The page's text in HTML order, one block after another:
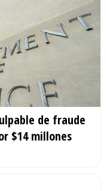
de fraude
$14 millones